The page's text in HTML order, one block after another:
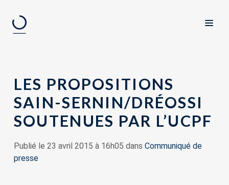
LES PROPOSITIONS
SAIN-SERNIN/DRÉOSSI
SOUTENUES PAR L’UCPF
Publié le 23 avril 2015 à 16h05 dans Communiqué de
presse